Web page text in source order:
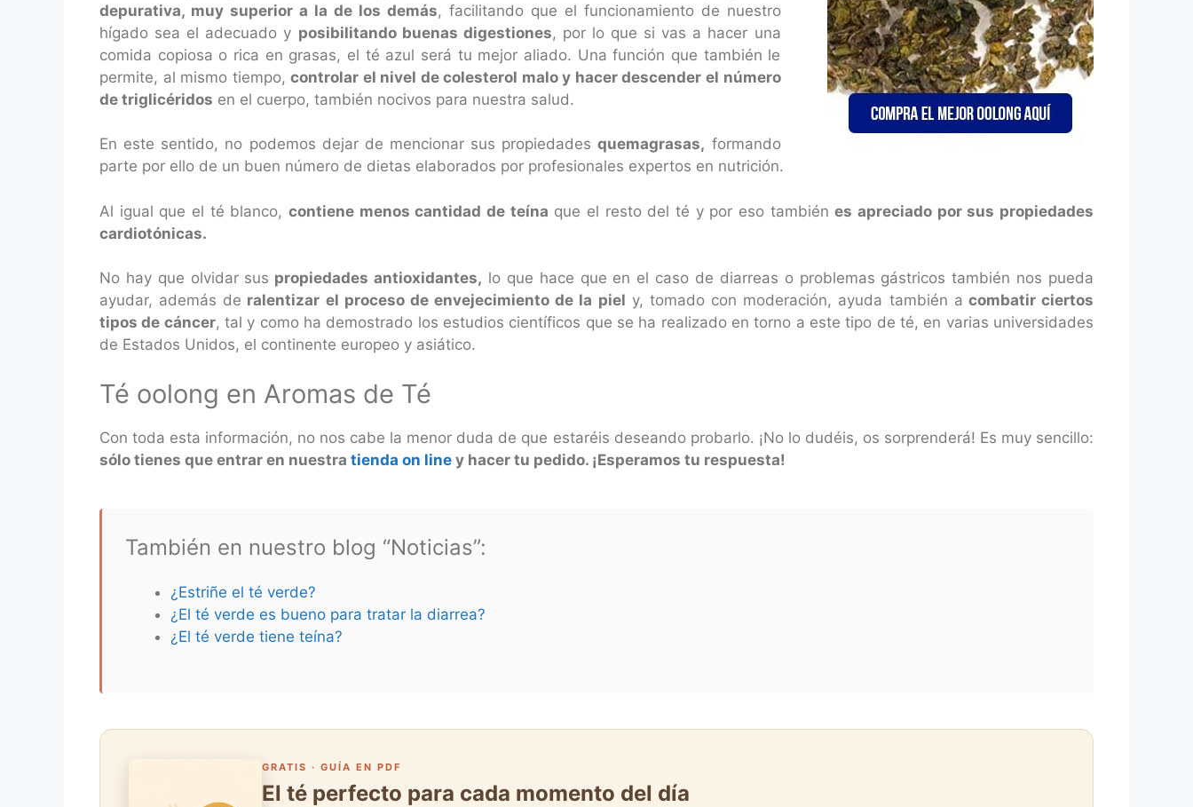
depurativa, muy superior a la de los demás, facilitando que el funcionamiento de nuestro
hígado sea el adecuado y posibilitando buenas digestiones, por lo que si vas a hacer una
comida copiosa o rica en grasas, el té azul será tu mejor aliado. Una función que también le
permite, al mismo tiempo,controlar el nivel de colesterol malo y hacer descender el número
de triglicéridos en el cuerpo, también nocivos para nuestra salud.
En este sentido, no podemos dejar de mencionar sus propiedadesquemagrasas, formando
parte por ello de un buen número de dietas elaborados por profesionales expertos en nutrición.
Al igual que el té blanco, contiene menos cantidad de teína que el resto del té y por eso tambiénes apreciado por sus propiedades
cardiotónicas.
No hay que olvidar sus propiedades antioxidantes, lo que hace que en el caso de diarreas o problemas gástricos también nos pueda
ayudar, además de ralentizar el proceso de envejecimiento de la piel y, tomado con moderación, ayuda también a combatir ciertos
tipos de cáncer, tal y como ha demostrado los estudios científicos que se ha realizado en torno a este tipo de té, en varias universidades
de Estados Unidos, el continente europeo y asiático.
Té oolong en Aromas de Té
Con toda esta información, no nos cabe la menor duda de que estaréis deseando probarlo. ¡No lo dudéis, os sorprenderá! Es muy sencillo:
sólo tienes que entrar en nuestra tienda on line y hacer tu pedido. ¡Esperamos tu respuesta!
También en nuestro blog “Noticias”:
¿Estriñe el té verde?
¿El té verde es bueno para tratar la diarrea?
¿El té verde tiene teína?
GRATIS · GUÍA EN PDF
El té perfecto para cada momento del día